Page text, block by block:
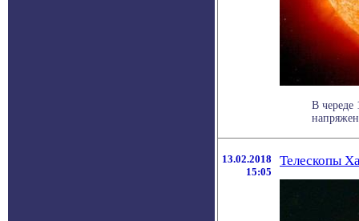
В череде
13.02.2018
15:05
Телескопы